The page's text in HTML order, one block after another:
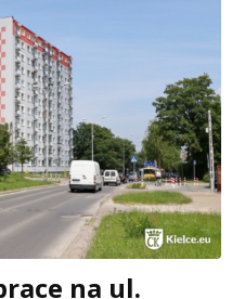
na ul.